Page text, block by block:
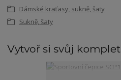
Dámské kraťasy, sukně, šaty
Sukně, šaty
Vytvoř si svůj komplet